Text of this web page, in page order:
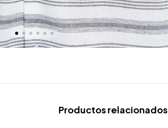
Productos relacionados